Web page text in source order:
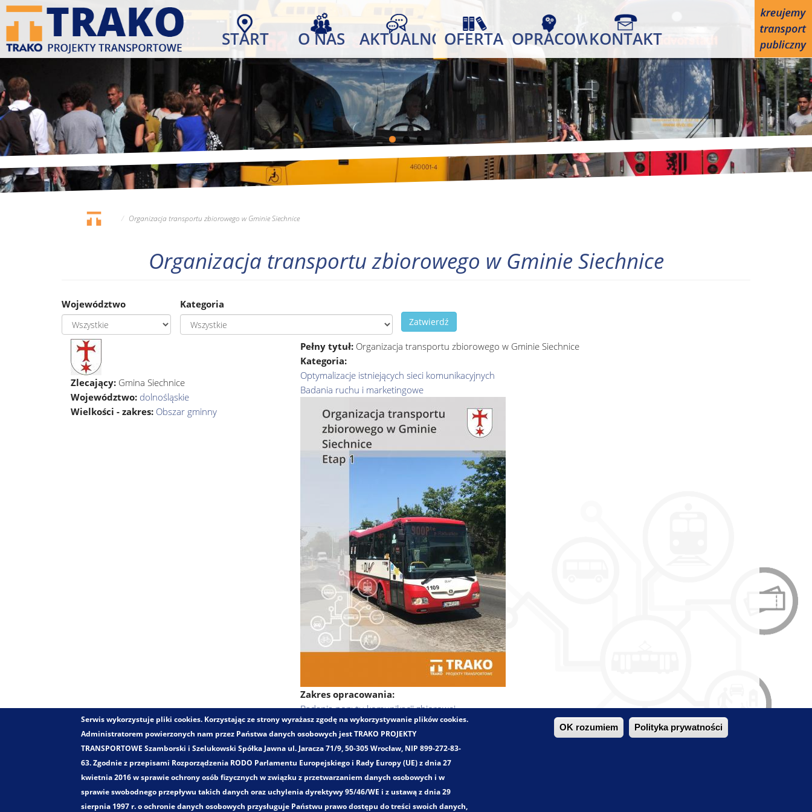
Przejdź
START O NAS AKTUALNOŚCIOFERTA OPRACOWANIA
KONTAKT
Organizacja transportu zbiorowego w Gminie Siechnice
Organizacja transportu zbiorowego w Gminie Siechnice
Województwo Kategoria
Zatwierdź
Zlecający: Gmina Siechnice
Województwo: dolnośląskie
Wielkości - zakres: Obszar gminny
Pełny tytuł: Organizacja transportu zbiorowego w Gminie Siechnice
Kategoria:
Optymalizacje istniejących sieci komunikacyjnych
Badania ruchu i marketingowe
Zakres opracowania:
Badania popytu komunikacji zbiorowej
Badania ankietowe
Opracowywanie charakterystyk zachowań komunikacyjnych
Optymalizacja oferty przewozowej oraz koncepcje rozwoju sieci komunikacji zbiorowej.
Diagnoza i ocena systemów komunikacyjnych
Badania i analizy napełnień środków transportu zbiorowego oraz struktury pasażerskiej
Projektowanie zintegrowanych taryf aglomeracyjnych – wspólny bilet
Serwis wykorzystuje pliki cookies. Korzystając ze strony wyrażasz zgodę na wykorzystywanie plików cookies.
Administratorem powierzonych nam przez Państwa danych osobowych jest TRAKO PROJEKTY
TRANSPORTOWE Szamborski i Szelukowski Spółka Jawna ul. Jaracza 71/9, 50-305 Wrocław, NIP 899-272-83-
63. Zgodnie z przepisami Rozporządzenia RODO Parlamentu Europejskiego i Rady Europy (UE) z dnia 27
kwietnia 2016 w sprawie ochrony osób fizycznych w związku z przetwarzaniem danych osobowych i w
sprawie swobodnego przepływu takich danych oraz uchylenia dyrektywy 95/46/WE i z ustawą z dnia 29
sierpnia 1997 r. o ochronie danych osobowych przysługuje Państwu prawo dostępu do treści swoich danych,
OK rozumiem Polityka prywatności